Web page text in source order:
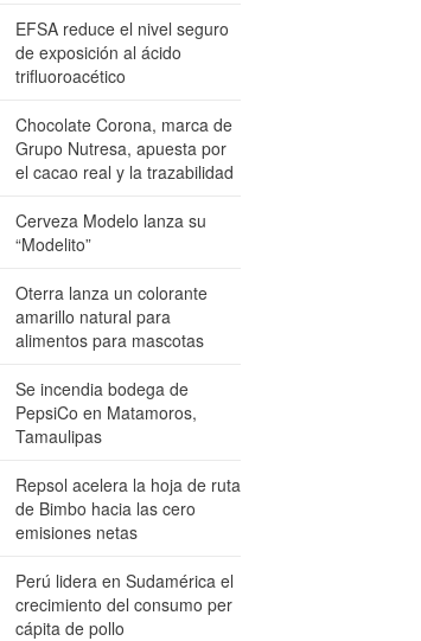
EFSA reduce el nivel seguro
de exposición al ácido
trifluoroacético
Chocolate Corona, marca de
Grupo Nutresa, apuesta por
el cacao real y la trazabilidad
Cerveza Modelo lanza su
“Modelito”
Oterra lanza un colorante
amarillo natural para
alimentos para mascotas
Se incendia bodega de
PepsiCo en Matamoros,
Tamaulipas
Repsol acelera la hoja de ruta
de Bimbo hacia las cero
emisiones netas
Perú lidera en Sudamérica el
crecimiento del consumo per
cápita de pollo